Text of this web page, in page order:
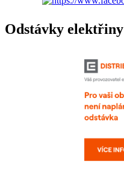
Odstávky elektřiny